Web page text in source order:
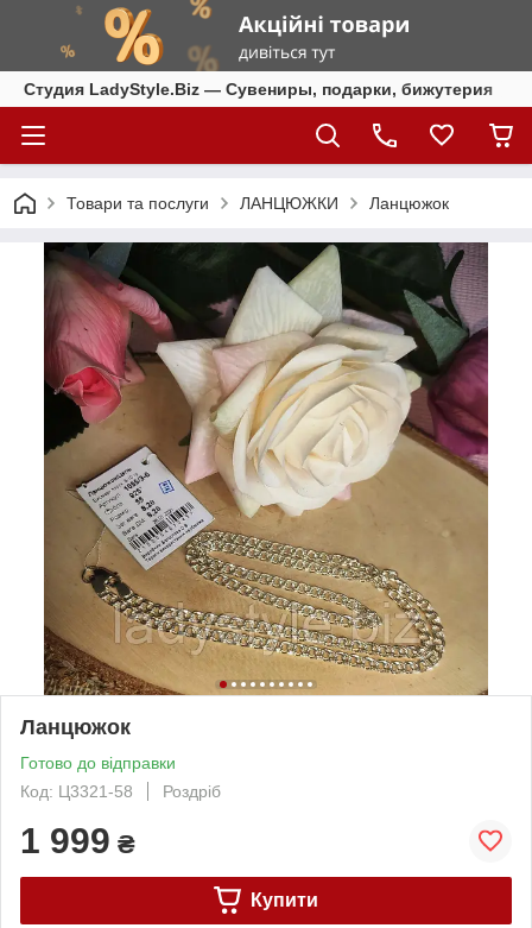
Студия LadyStyle.Biz — Сувениры, подарки, бижутерия
Товари та послуги ЛАНЦЮЖКИ Ланцюжок
Ланцюжок
Готово до відправки
Код: Ц3321-58
Роздріб
1 999 ₴
Купити